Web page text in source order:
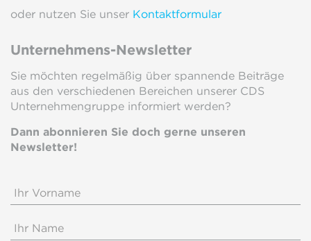
oder nutzen Sie unser Kontaktformular
Unternehmens-Newsletter
Sie möchten regelmäßig über spannende Beiträge
aus den verschiedenen Bereichen unserer CDS
Unternehmengruppe informiert werden?
Dann abonnieren Sie doch gerne unseren
Newsletter!